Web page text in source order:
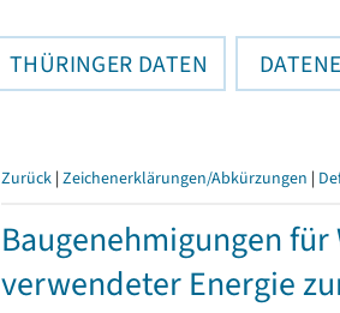
THÜRINGER DATEN
Zurück | Zeichenerklärungen/Abkürzungen |
Baugenehmigungen
verwendeter Energie